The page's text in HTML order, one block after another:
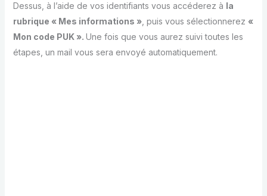
Dessus, à l’aide de vos identifiants vous accéderez à la
rubrique « Mes informations », puis vous sélectionnerez «
Mon code PUK ». Une fois que vous aurez suivi toutes les
étapes, un mail vous sera envoyé automatiquement.